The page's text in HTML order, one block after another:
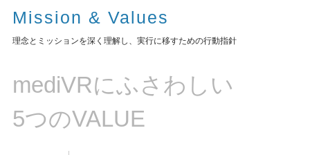
Mission & Values
理念とミッションを深く理解し、実行に移すための行動指針
mediVRにふさわしい
5つのVALUE